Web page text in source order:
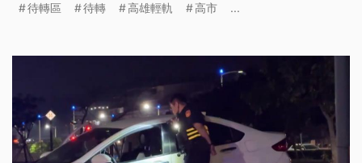
行車習慣太差。另外，高雄輕軌，昨（18）日一輛自
待轉區 待轉 高雄輕軌 高市 ...